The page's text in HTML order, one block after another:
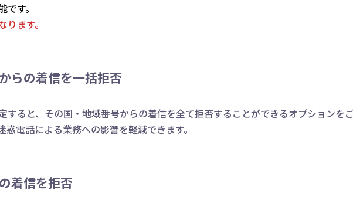
す。
ます。
らの着信を一括拒否
すると、その国・地域番号からの着信を全て拒否することができるオプションを
電話による業務への影響を軽減できます。
着信を拒否